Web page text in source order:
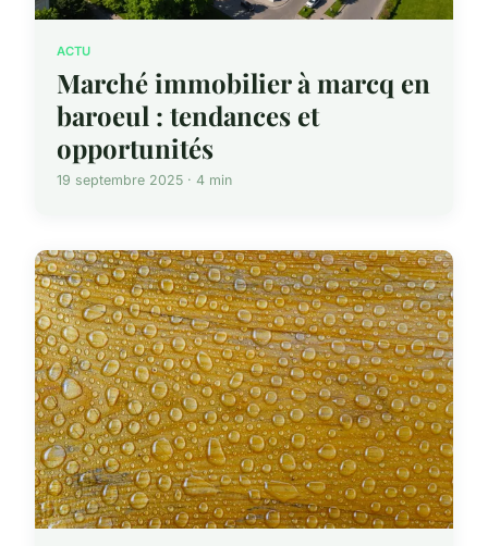
ACTU
Marché immobilier à marcq en
baroeul : tendances et
opportunités
19 septembre 2025 · 4 min